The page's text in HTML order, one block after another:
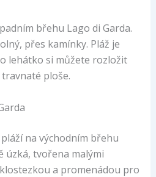
břehu Lago di Garda.
přes kamínky. Pláž je
lehátko si můžete rozložit
ploše.
na východním břehu
úzká, tvořena malými
a promenádou pro